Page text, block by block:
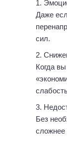
Даже
сил.
Когда
Без
сложнее